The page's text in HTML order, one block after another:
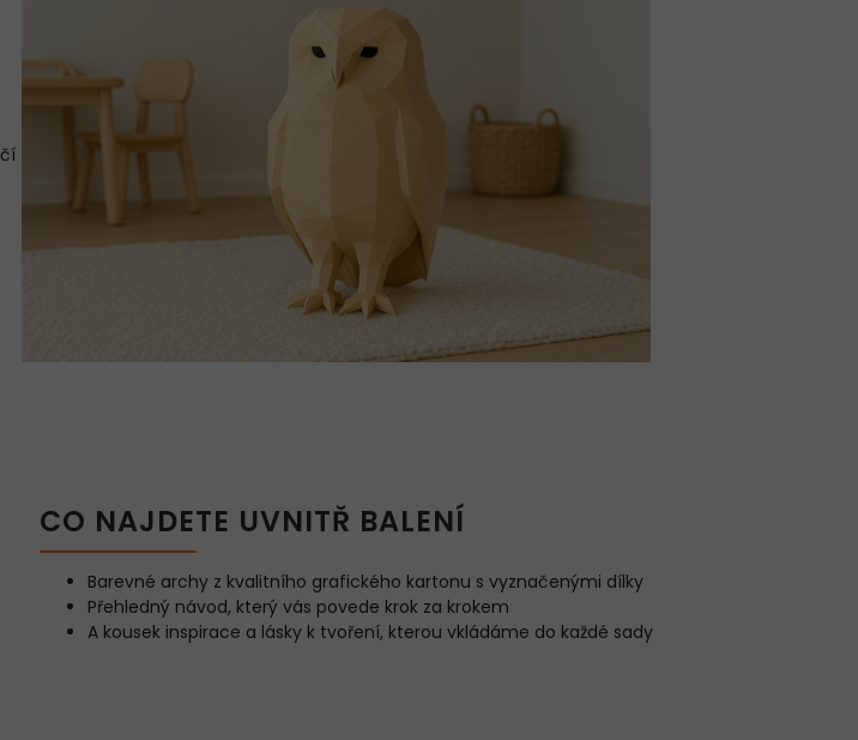
CO NAJDETE UVNITŘ BALENÍ
Barevné archy z kvalitního grafického kartonu s vyznačenými dílky
Přehledný návod, který vás povede krok za krokem
A kousek inspirace a lásky k tvoření, kterou vkládáme do každé sady